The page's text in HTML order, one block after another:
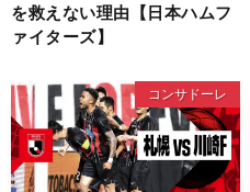
を救えない理由【日本ハムフ
ァイターズ】
コンサドーレ